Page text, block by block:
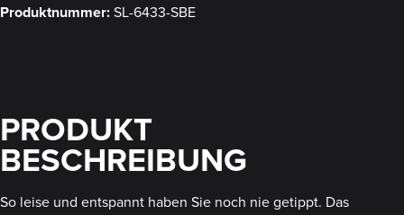
Produktnummer:SL-6433-SBE
PRODUKT
BESCHREIBUNG
So leise und entspannt haben Sie noch nie getippt. Das